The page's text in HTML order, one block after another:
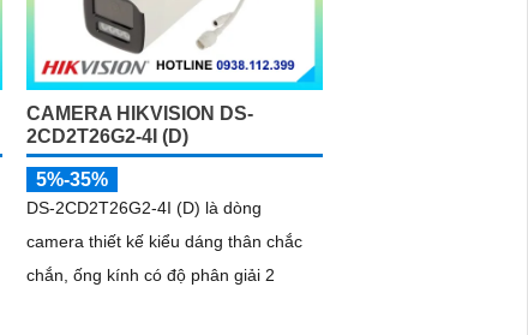
CAMERA HIKVISION DS-
2CD2T26G2-4I (D)
5%-35%
DS-2CD2T26G2-4I (D) là dòng
camera thiết kế kiểu dáng thân chắc
chắn, ống kính có độ phân giải 2